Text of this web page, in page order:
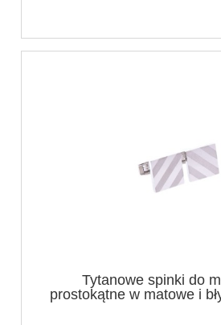
Tytanowe spinki do
prostokątne w matowe i